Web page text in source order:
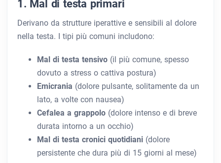
1. Mal di testa primari
Derivano da strutture iperattive e sensibili al dolore
nella testa. I tipi più comuni includono:
Mal di testa tensivo (il più comune, spesso
dovuto a stress o cattiva postura)
Emicrania (dolore pulsante, solitamente da un
lato, a volte con nausea)
Cefalea a grappolo (dolore intenso e di breve
durata intorno a un occhio)
Mal di testa cronici quotidiani (dolore
persistente che dura più di 15 giorni al mese)